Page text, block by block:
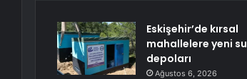
Eskişehir’de kırsal
mahallelere yeni su
depoları
Ağustos 6, 2026